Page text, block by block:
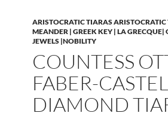
ARISTOCRATIC TIARAS
MEANDER | GREEK KEY | LA
JEWELS |NOBILITY
COUNTESS
FABER-
DIAMOND